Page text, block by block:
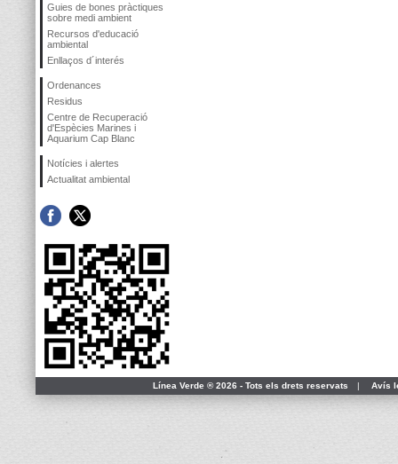
Guies de bones pràctiques
sobre medi ambient
Recursos d'educació
ambiental
Enllaços d´interés
Ordenances
Residus
Centre de Recuperació
d'Espècies Marines i
Aquarium Cap Blanc
Notícies i alertes
Actualitat ambiental
Línea Verde ® 2026 - Tots els drets reservats | Avís